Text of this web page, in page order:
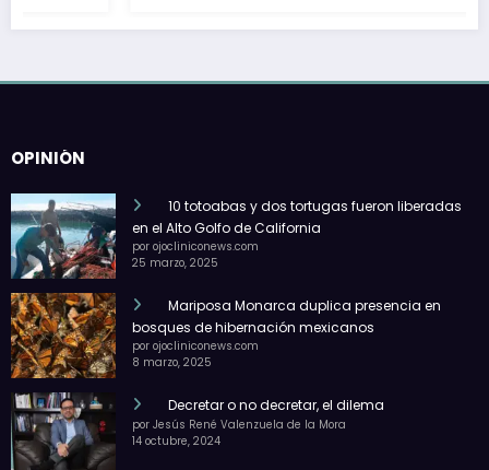
OPINIÓN
10 totoabas y dos tortugas fueron liberadas
en el Alto Golfo de California
por ojocliniconews.com
25 marzo, 2025
Mariposa Monarca duplica presencia en
bosques de hibernación mexicanos
por ojocliniconews.com
8 marzo, 2025
Decretar o no decretar, el dilema
por Jesús René Valenzuela de la Mora
14 octubre, 2024